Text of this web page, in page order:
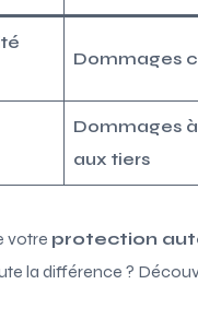
Dommages
Dommages
aux tiers
votre protection
la différence ?